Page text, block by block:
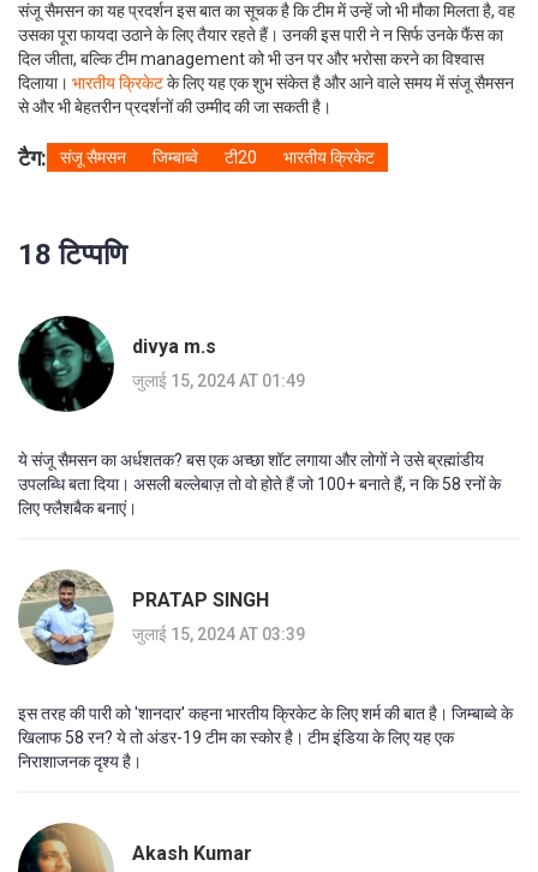
संजू सैमसन का यह प्रदर्शन इस बात का सूचक है कि टीम में उन्हें जो भी मौका मिलता है, वह
उसका पूरा फायदा उठाने के लिए तैयार रहते हैं। उनकी इस पारी ने न सिर्फ उनके फैंस का
दिल जीता, बल्कि टीम management को भी उन पर और भरोसा करने का विश्वास
दिलाया। भारतीय क्रिकेटके लिए यह एक शुभ संकेत है और आने वाले समय में संजू सैमसन
से और भी बेहतरीन प्रदर्शनों की उम्मीद की जा सकती है।
टैग: संजू सैमसन जिम्बाब्वे टी20 भारतीय क्रिकेट
18 टिप्पणि
divya m.s
जुलाई 15, 2024 AT 01:49
ये संजू सैमसन का अर्धशतक? बस एक अच्छा शॉट लगाया और लोगों ने उसे ब्रह्मांडीय
उपलब्धि बता दिया। असली बल्लेबाज़ तो वो होते हैं जो 100+ बनाते हैं, न कि 58 रनों के
लिए फ्लैशबैक बनाएं।
PRATAP SINGH
जुलाई 15, 2024 AT 03:39
इस तरह की पारी को 'शानदार' कहना भारतीय क्रिकेट के लिए शर्म की बात है। जिम्बाब्वे के
खिलाफ 58 रन? ये तो अंडर-19 टीम का स्कोर है। टीम इंडिया के लिए यह एक
निराशाजनक दृश्य है।
Akash Kumar